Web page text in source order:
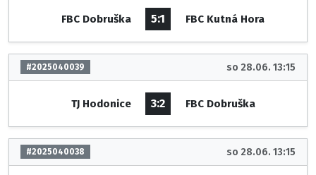
FBC Dobruška 5:1 FBC Kutná Hora
#2025040039 so 28.06. 13:15
TJ Hodonice 3:2 FBC Dobruška
#2025040038 so 28.06. 13:15